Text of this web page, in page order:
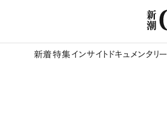
新着特集 インサイト ドキュメンタリー